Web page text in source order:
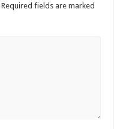
Required fields are marked